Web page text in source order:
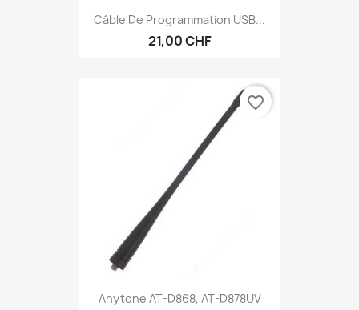
Câble De Programmation USB...
21,00 CHF
Anytone AT-D868, AT-D878UV
favorite_border